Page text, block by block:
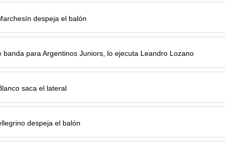
despeja el balón
banda para Argentinos Juniors, lo ejecuta Leandro Lozano
saca el lateral
despeja el balón